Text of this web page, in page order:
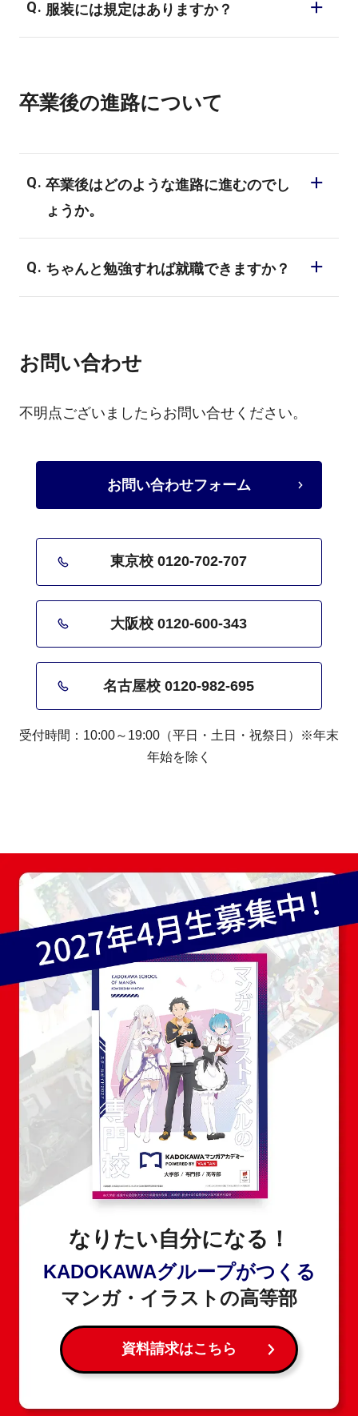
でください。不登校を経験している方の中
で、KADOKAWAマンガアカデミー高等部を
があれば自由に使っていただけます。
服装には規定はありますか？
です。髪の色にも規定はありません。皆さ
卒業後の進路について
卒業後はどのような進路に進むのでし
ょうか。
ど幅広い進路があります。2年生から進路に
関する授業などを行い、一人ひとりが本当
ちゃんと勉強すれば就職できますか？
す。就職活動もスタッフと二人三脚で取り
います。ぜひ夢を実現しましょう！！
お問い合わせ
不明点ございましたらお問い合せください。
お問い合わせフォーム
東京校 0120-702-707
大阪校 0120-600-343
名古屋校 0120-982-695
受付時間：10:00～19:00（平日・土日・祝祭日）※年末
年始を除く
なりたい自分になる！
KADOKAWAグループがつくる
マンガ・イラストの高等部
資料請求はこちら